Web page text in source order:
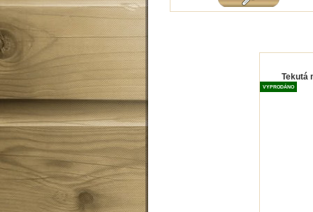
Tekutá
VYPRODÁNO